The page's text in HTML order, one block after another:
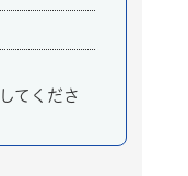
てくださ